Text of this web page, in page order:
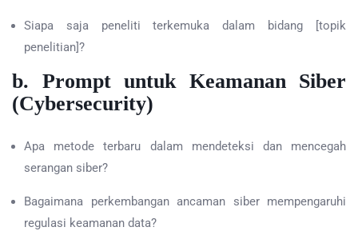
Siapa saja peneliti terkemuka dalam bidang [topik
penelitian]?
b. Prompt untuk Keamanan Siber
(Cybersecurity)
Apa metode terbaru dalam mendeteksi dan mencegah
serangan siber?
Bagaimana perkembangan ancaman siber mempengaruhi
regulasi keamanan data?